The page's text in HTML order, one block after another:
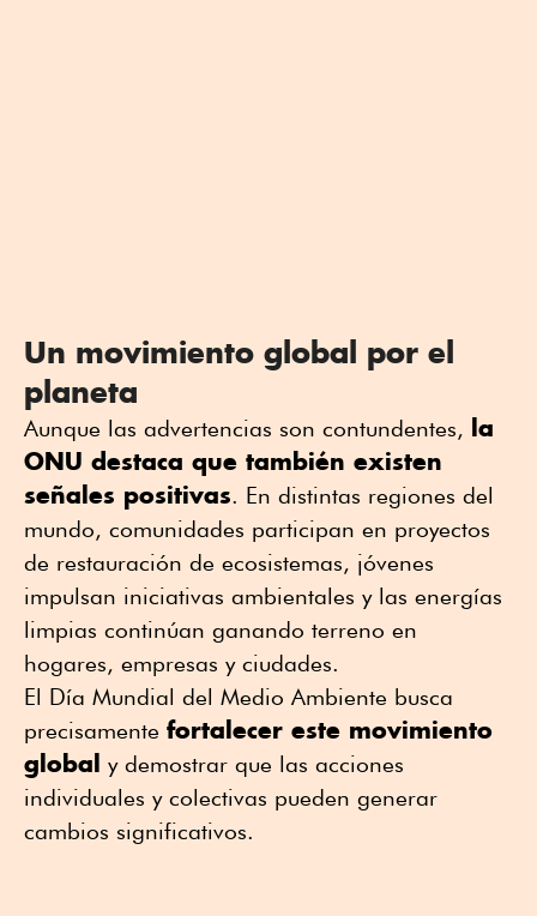
Un movimiento global por el
planeta
Aunque las advertencias son contundentes, la
ONU destaca que también existen
señales positivas. En distintas regiones del
mundo, comunidades participan en proyectos
de restauración de ecosistemas, jóvenes
impulsan iniciativas ambientales y las energías
limpias continúan ganando terreno en
hogares, empresas y ciudades.
El Día Mundial del Medio Ambiente busca
precisamente fortalecer este movimiento
global y demostrar que las acciones
individuales y colectivas pueden generar
cambios significativos.